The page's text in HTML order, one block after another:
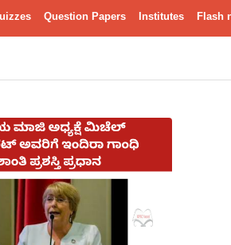
Question Papers Institutes Flash